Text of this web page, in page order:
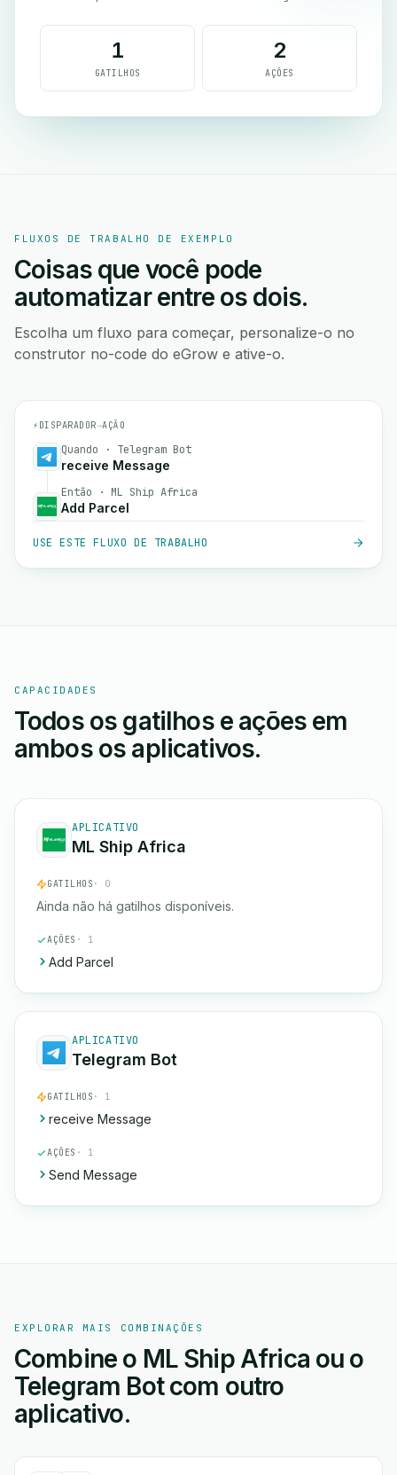
1
GATILHOS
2
AÇÕES
FLUXOS DE TRABALHO DE EXEMPLO
Coisas que você pode
automatizar entre os dois.
Escolha um fluxo para começar, personalize-o no
construtor no-code do eGrow e ative-o.
⚡ DISPARADOR→AÇÃO
Quando · Telegram Bot
receive Message
Então · ML Ship Africa
Add Parcel
USE ESTE FLUXO DE TRABALHO
CAPACIDADES
Todos os gatilhos e ações em
ambos os aplicativos.
APLICATIVO
ML Ship Africa
GATILHOS · 0
Ainda não há gatilhos disponíveis.
AÇÕES · 1
Add Parcel
APLICATIVO
Telegram Bot
GATILHOS · 1
receive Message
AÇÕES · 1
Send Message
EXPLORAR MAIS COMBINAÇÕES
Combine o ML Ship Africa ou o
Telegram Bot com outro
aplicativo.